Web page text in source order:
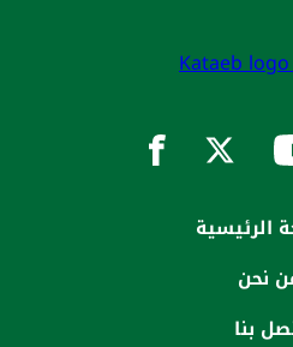
الرئيسية
نحن
بنا